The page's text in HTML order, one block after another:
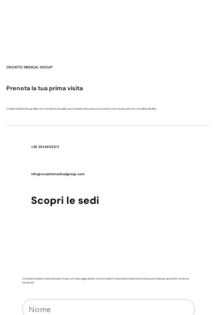
CROATTO MEDICAL GROUP
Prenota la tua prima visita
Croatto Medical Group offre servizi in diverse località, assicurando che tu possa ricevere le cure necessarie con comodità e facilità
+39 3514656511
info@croattomedicalgroup.com
Scopri le sedi
Compila il modulo sottostante per inviarci un messaggio diretto. Il nostro team ti risponderà nel più breve tempo possibile per assisterti con le tue
necessità.